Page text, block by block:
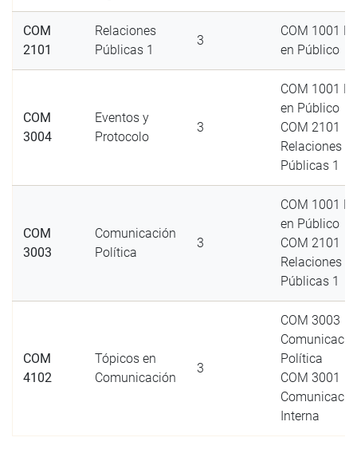
COM
2101
Relaciones
Públicas 1
3
COM 1001
en Público
COM
3004
Eventos y
Protocolo
3
COM 1001
en Público
COM 2101
Relaciones
Públicas 1
COM
3003
Comunicación
Política
3
COM 1001
en Público
COM 2101
Relaciones
Públicas 1
COM
4102
Tópicos en
Comunicación
3
COM 3003
Política
COM 3001
Interna